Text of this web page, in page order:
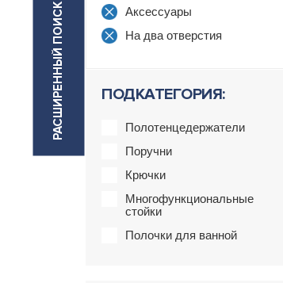
РАСШИРЕННЫЙ ПОИСК
Аксессуары
На два отверстия
ПОДКАТЕГОРИЯ:
Полотенцедержатели
Поручни
Крючки
Многофункциональные
стойки
Полочки для ванной